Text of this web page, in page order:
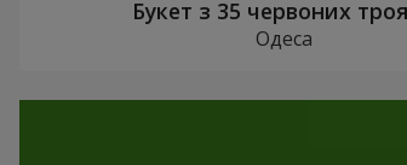
Букет з 35 червоних
Одеса